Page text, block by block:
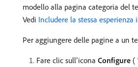
modello alla pagina categoria del
Vedi Includere la stessa
Per aggiungere delle pagine a un
Fare clic sull’icona Configure (